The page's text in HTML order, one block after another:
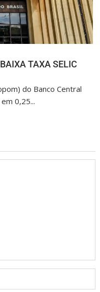
TAXA SELIC
do Banco Central
0,25...